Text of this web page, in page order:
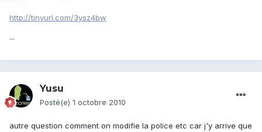
http://tinyurl.com/3ysz4bw
...
Yusu
Posté(e) 1 octobre 2010
autre question comment on modifie la police etc car j'y arrive que